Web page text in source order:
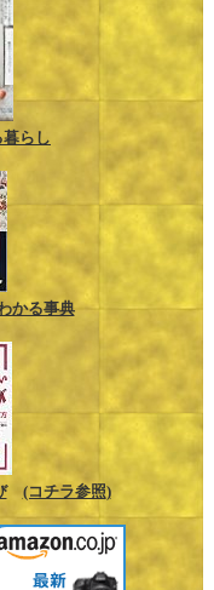
らし
かる事典
(コチラ参照)